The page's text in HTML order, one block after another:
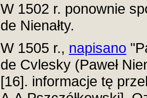
W 1502 r. ponownie
de Nienałty.
W 1505 r., napisano
de Cvlesky (Paweł
[16]. informacje tę